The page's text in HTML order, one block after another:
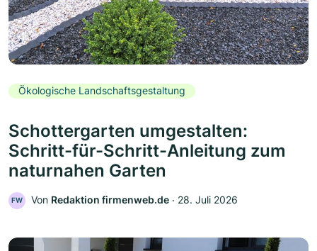
Ökologische Landschaftsgestaltung
Schottergarten umgestalten:
Schritt-für-Schritt-Anleitung zum
naturnahen Garten
FW Von Redaktion firmenweb.de ‧ 28. Juli 2026